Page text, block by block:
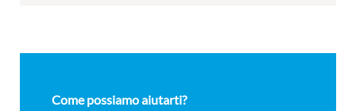
Come possiamo aiutarti?